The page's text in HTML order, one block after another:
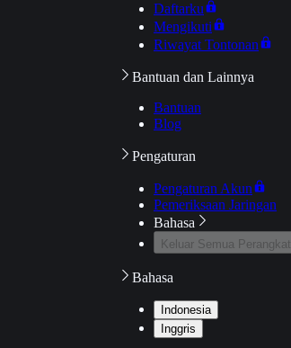
Daftarku
Mengikuti
Riwayat Tontonan
Bantuan dan Lainnya
Bantuan
Blog
Pengaturan
Pengaturan Akun
Pemeriksaan Jaringan
Bahasa
Keluar Semua Perangkat
Bahasa
Indonesia
Inggris